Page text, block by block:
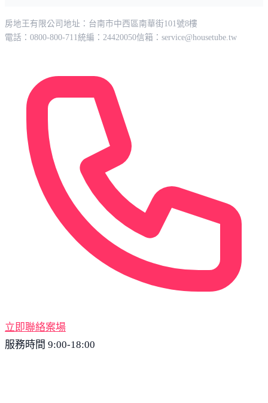
房地王有限公司 地址：台南市中西區南華街101號8樓
電話：0800-800-711統編：24420050信箱： service@housetube.tw
立即聯絡案場
服務時間 9:00-18:00